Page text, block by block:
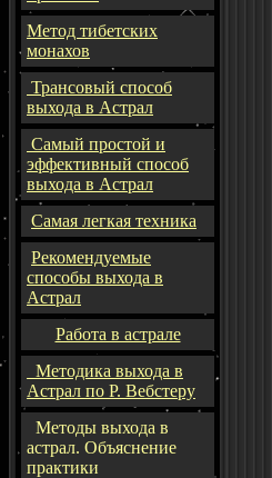
Метод тибетских
монахов
Трансовый способ
выхода в Астрал
Самый простой и
эффективный способ
выхода в Астрал
Самая легкая техника
Рекомендуемые
способы выхода в
Астрал
Работа в астрале
Методика выхода в
Астрал по Р. Вебстеру
Методы выхода в
астрал. Объяснение
практики